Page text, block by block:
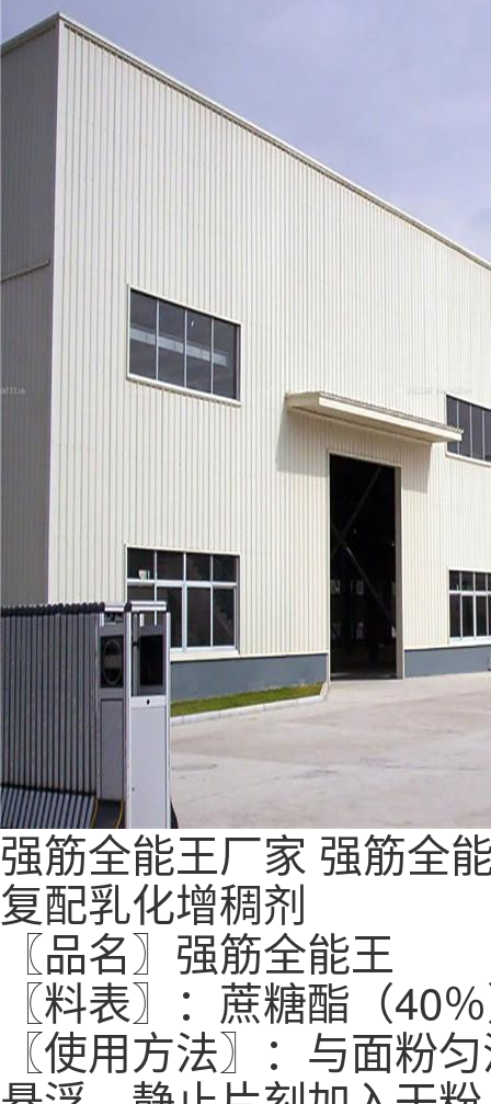
强筋全能王厂家 强筋全
复配乳化增稠剂
〖品名〗强筋全能王
〖料表〗：蔗糖酯（40
〖使用方法〗：与面粉